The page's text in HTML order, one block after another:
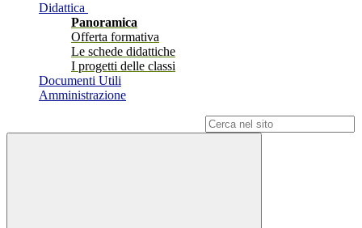
Didattica
Panoramica
Offerta formativa
Le schede didattiche
I progetti delle classi
Documenti Utili
Amministrazione